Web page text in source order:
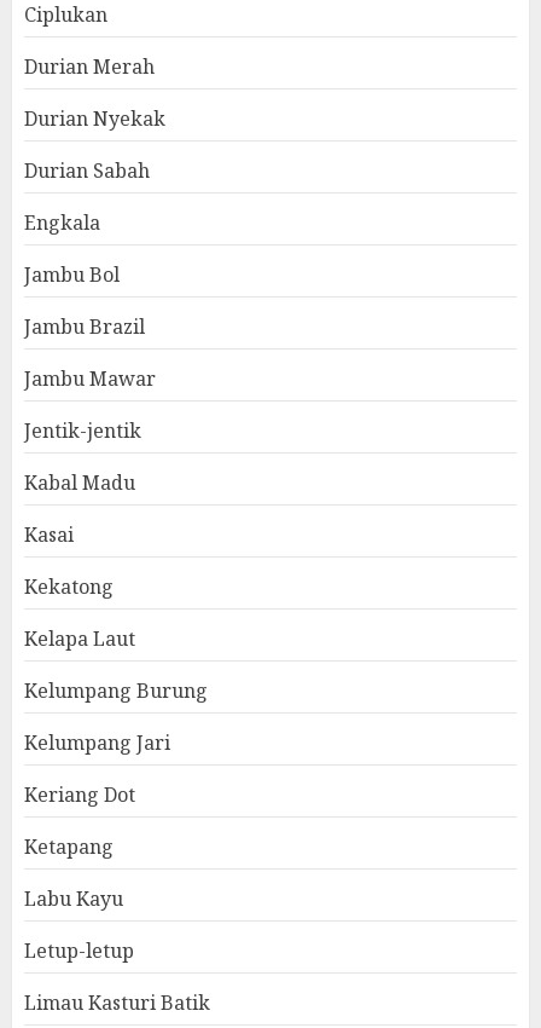
Ciplukan
Durian Merah
Durian Nyekak
Durian Sabah
Engkala
Jambu Bol
Jambu Brazil
Jambu Mawar
Jentik-jentik
Kabal Madu
Kasai
Kekatong
Kelapa Laut
Kelumpang Burung
Kelumpang Jari
Keriang Dot
Ketapang
Labu Kayu
Letup-letup
Limau Kasturi Batik